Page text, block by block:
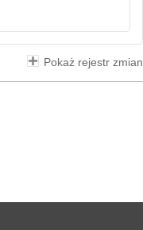
Pokaż rejestr zmian